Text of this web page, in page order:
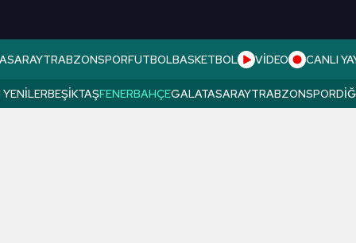
TRABZONSPORFUTBOLBASKETBOL VİDEO CANLI
YENILERBEŞIKTAŞFENERBAHÇEGALATASARAYTRABZONSPOR